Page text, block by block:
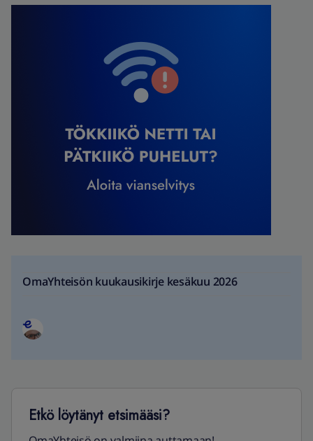
OmaYhteisön kuukausikirje kesäkuu 2026
Etkö löytänyt etsimääsi?